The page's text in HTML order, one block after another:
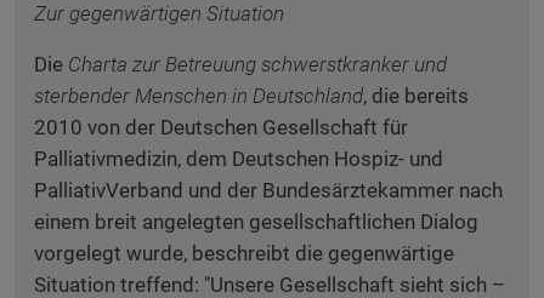
Zur gegenwärtigen Situation
Die Charta zur Betreuung schwerstkranker und
sterbender Menschen in Deutschland, die bereits
2010 von der Deutschen Gesellschaft für
Palliativmedizin, dem Deutschen Hospiz- und
PalliativVerband und der Bundesärztekammer nach
einem breit angelegten gesellschaftlichen Dialog
vorgelegt wurde, beschreibt die gegenwärtige
Situation treffend: "Unsere Gesellschaft sieht sich –